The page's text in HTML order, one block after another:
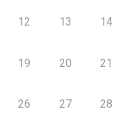
12 13 14
19 20 21
26 27 28